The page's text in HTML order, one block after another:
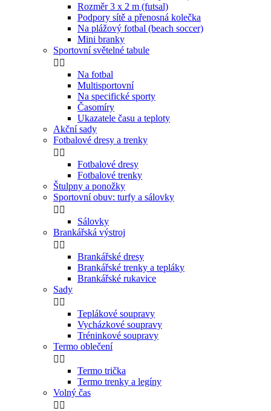
Rozměr 3 x 2 m (futsal)
Podpory sítě a přenosná kolečka
Na plážový fotbal (beach soccer)
Mini branky
Sportovní světelné tabule
 
Na fotbal
Multisportovní
Na specifické sporty
Časomíry
Ukazatele času a teploty
Akční sady
Fotbalové dresy a trenky
 
Fotbalové dresy
Fotbalové trenky
Štulpny a ponožky
Sportovní obuv: turfy a sálovky
 
Sálovky
Brankářská výstroj
 
Brankářské dresy
Brankářské trenky a tepláky
Brankářské rukavice
Sady
 
Teplákové soupravy
Vycházkové soupravy
Tréninkové soupravy
Termo oblečení
 
Termo trička
Termo trenky a legíny
Volný čas
 